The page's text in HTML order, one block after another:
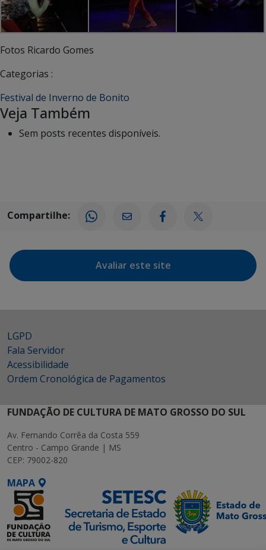
Fotos Ricardo Gomes
Categorias :
Festival de Inverno de Bonito
Veja Também
Sem posts recentes disponíveis.
Compartilhe:
Avaliar este site
LGPD
Fala Servidor
Acessibilidade
Ordem Cronológica de Pagamentos
FUNDAÇÃO DE CULTURA DE MATO GROSSO DO SUL
Av. Fernando Corrêa da Costa 559
Centro - Campo Grande | MS
CEP: 79002-820
MAPA